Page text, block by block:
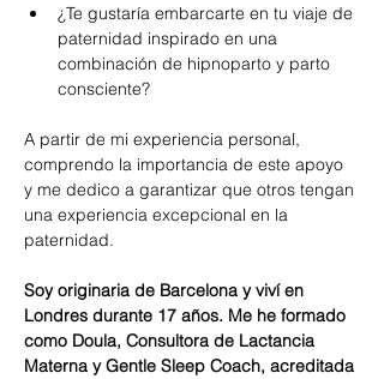
¿Te gustaría embarcarte en tu viaje de
paternidad inspirado en una
combinación de hipnoparto y parto
consciente?
A partir de mi experiencia personal,
comprendo la importancia de este apoyo
y me dedico a garantizar que otros tengan
una experiencia excepcional en la
paternidad.
Soy originaria de Barcelona y viví en
Londres durante 17 años. Me he formado
como Doula, Consultora de Lactancia
Materna y Gentle Sleep Coach, acreditada